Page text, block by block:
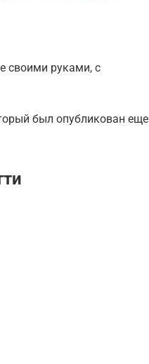
своими руками, с
был опубликован еще